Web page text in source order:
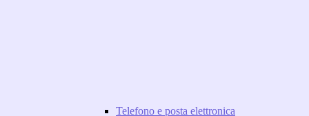
Telefono e posta elettronica